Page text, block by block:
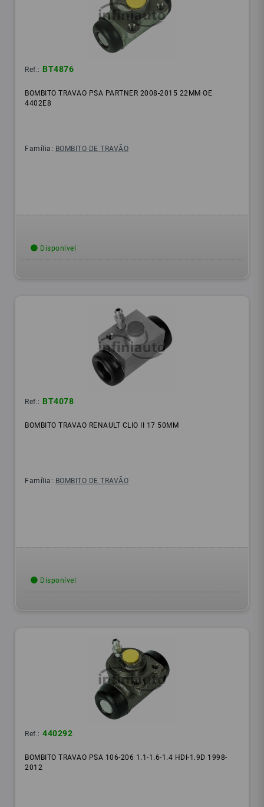
Ref.: BT4876
BOMBITO TRAVAO PSA PARTNER 2008-2015 22MM OE
4402E8
Família: BOMBITO DE TRAVÃO
Disponível
Ref.: BT4078
BOMBITO TRAVAO RENAULT CLIO II 17 50MM
Família: BOMBITO DE TRAVÃO
Disponível
Ref.: 440292
BOMBITO TRAVAO PSA 106-206 1.1-1.6-1.4 HDI-1.9D 1998-
2012